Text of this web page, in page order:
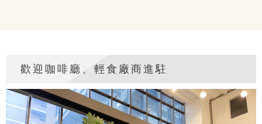
歡迎咖啡廳、輕食廠商進駐